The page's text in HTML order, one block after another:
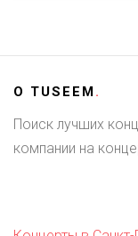
О TUSEEM.
Поиск лучших
компании на